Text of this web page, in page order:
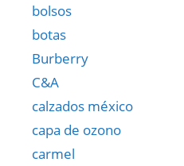
bolsos
botas
Burberry
C&A
calzados méxico
capa de ozono
carmel